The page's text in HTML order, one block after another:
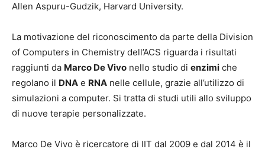
Allen Aspuru-Gudzik, Harvard University.
La motivazione del riconoscimento da parte della Division
of Computers in Chemistry dell’ACS riguarda i risultati
raggiunti da Marco De Vivo nello studio di enzimi che
regolano il DNA e RNA nelle cellule, grazie all’utilizzo di
simulazioni a computer. Si tratta di studi utili allo sviluppo
di nuove terapie personalizzate.
Marco De Vivo è ricercatore di IIT dal 2009 e dal 2014 è il